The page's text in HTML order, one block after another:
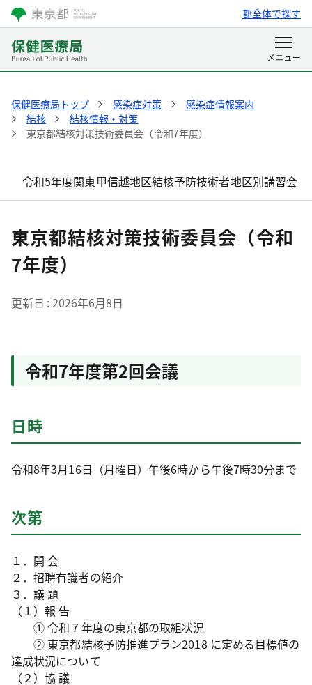
都全体で探す
保健医療局トップ 感染症対策
感染症情報案内
結核
結核情報・対策
東京都結核対策技術委員会（令和7年度）
令和5年度関東甲信越地区結核予防技術者地区別講習会
東京都結核対策技術委員会（令和
7年度）
更新日 2026年6月8日
令和7年度第2回会議
日時
令和8年3月16日（月曜日）午後6時から午後7時30分まで
次第
１．開 会
２．招聘有識者の紹介
３．議 題
（１）報 告
① 令和７年度の東京都の取組状況
② 東京都結核予防推進プラン2018 に定める目標値の
達成状況について
（２）協 議